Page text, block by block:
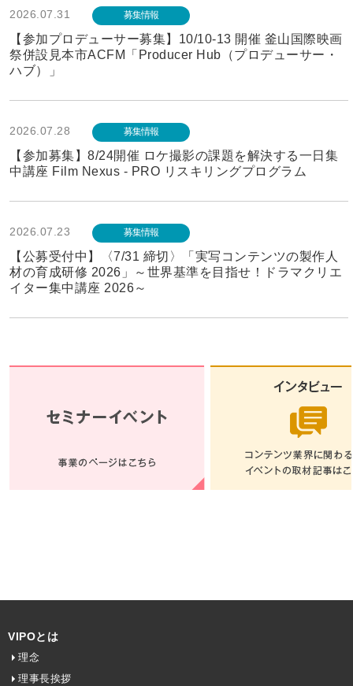
2026.07.31 募集情報
【参加プロデューサー募集】10/10-13 開催 釜山国際映画
祭併設見本市ACFM「Producer Hub（プロデューサー・
ハブ）」
2026.07.28 募集情報
【参加募集】8/24開催 ロケ撮影の課題を解決する一日集
中講座 Film Nexus - PRO リスキリングプログラム
2026.07.23 募集情報
【公募受付中】〈7/31 締切〉「実写コンテンツの製作人
材の育成研修 2026」～世界基準を目指せ！ドラマクリエ
イター集中講座 2026～
VIPOとは
理念
理事長挨拶